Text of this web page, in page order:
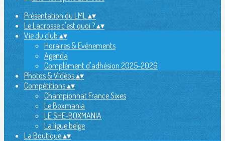
Présentation du LML▴▾
Le Lacrosse c'est quoi ?▴▾
Vie du club ▴▾
Horaires & Evénements
Agenda
Complément d'adhésion 2025-2026
Photos & Vidéos▴▾
Compétitions▴▾
Championnat France Sixes
Le Boxmania
LE SHE-BOXMANIA
La ligue belge
La Boutique▴▾